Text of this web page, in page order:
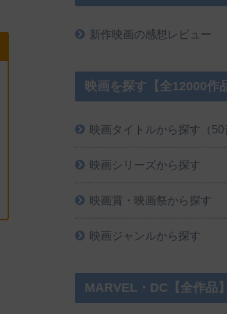
新作映画の感想レビュー
映画を探す【全12000作
映画タイトルから探す（50
映画シリーズから探す
映画賞・映画祭から探す
映画ジャンルから探す
MARVEL・DC【全作品】